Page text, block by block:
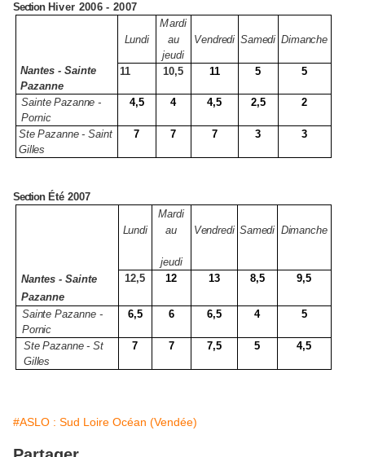
Section Hiver 2006 - 2007
Mardi
Lundi
au Vendredi Samedi Dimanche
jeudi
Nantes - Sainte
Pazanne
11 10,5 11 5 5
Sainte Pazanne -
Pornic
4,5 4 4,5 2,5 2
Ste Pazanne - Saint
Gilles
7 7 7 3 3
Section Été 2007
Mardi
Lundi
au Vendredi Samedi Dimanche
jeudi
Nantes - Sainte
Pazanne
12,5 12 13 8,5 9,5
Sainte Pazanne -
Pornic
6,5 6 6,5 4 5
Ste Pazanne - St
Gilles
7 7 7,5 5 4,5
#ASLO : Sud Loire Océan (Vendée)